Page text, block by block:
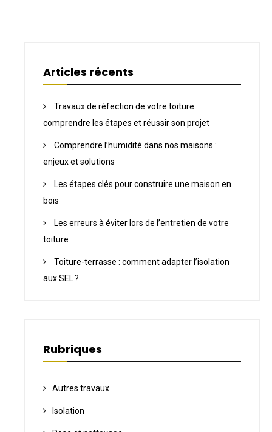
Articles récents
Travaux de réfection de votre toiture :
comprendre les étapes et réussir son projet
Comprendre l’humidité dans nos maisons :
enjeux et solutions
Les étapes clés pour construire une maison en
bois
Les erreurs à éviter lors de l’entretien de votre
toiture
Toiture-terrasse : comment adapter l’isolation
aux SEL ?
Rubriques
Autres travaux
Isolation